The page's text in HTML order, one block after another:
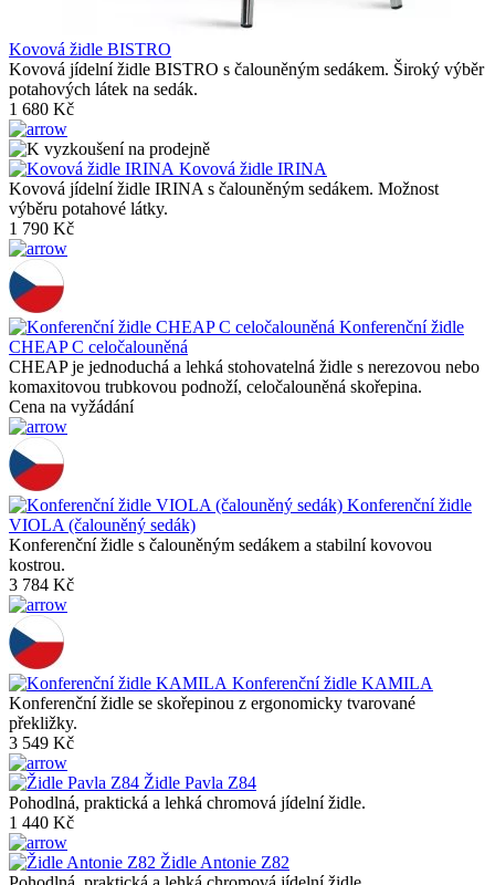
Kovová židle BISTRO
Kovová jídelní židle BISTRO s čalouněným sedákem. Široký výběr
potahových látek na sedák.
1 680 Kč
Kovová židle IRINA
Kovová jídelní židle IRINA s čalouněným sedákem. Možnost
výběru potahové látky.
1 790 Kč
Konferenční židle
CHEAP C celočalouněná
CHEAP je jednoduchá a lehká stohovatelná židle s nerezovou nebo
komaxitovou trubkovou podnoží, celočalouněná skořepina.
Cena na vyžádání
Konferenční židle
VIOLA (čalouněný sedák)
Konferenční židle s čalouněným sedákem a stabilní kovovou
kostrou.
3 784 Kč
Konferenční židle KAMILA
Konferenční židle se skořepinou z ergonomicky tvarované
překližky.
3 549 Kč
Židle Pavla Z84
Pohodlná, praktická a lehká chromová jídelní židle.
1 440 Kč
Židle Antonie Z82